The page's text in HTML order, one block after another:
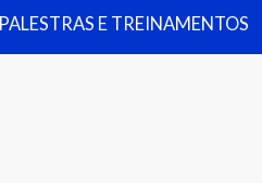
PALESTRAS E TREINAMENTOS